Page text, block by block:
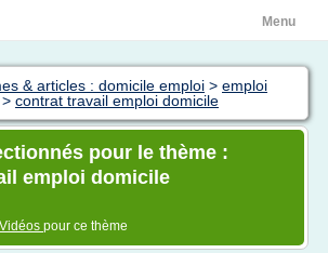
Menu
& articles : domicile emploi > emploi
> contrat travail emploi domicile
pour le thème :
emploi domicile
pour ce thème